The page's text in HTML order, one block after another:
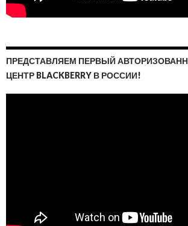
ПРЕДСТАВЛЯЕМ ПЕРВЫЙ
ЦЕНТР BLACKBERRY В РОССИИ!